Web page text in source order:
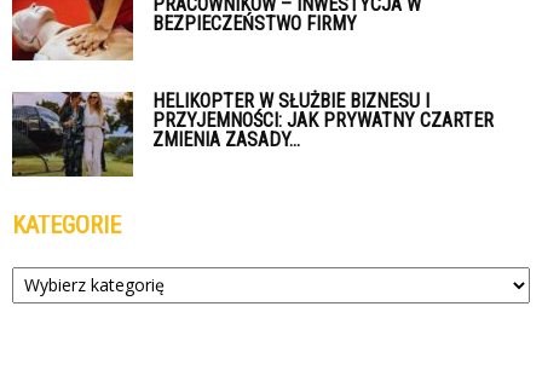
BEZPIECZEŃSTWO FIRMY
HELIKOPTER W SŁUŻBIE BIZNESU I
PRZYJEMNOŚCI: JAK PRYWATNY CZARTER
ZMIENIA ZASADY...
KATEGORIE
Kategorie